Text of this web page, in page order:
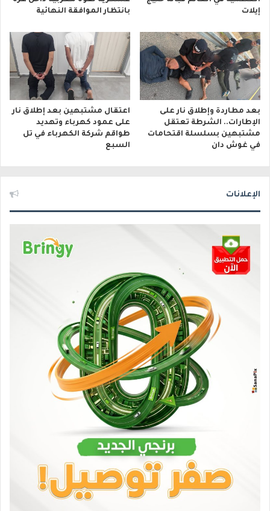
إيلات
بانتظار الموافقة النهائية
بعد مطاردة وإطلاق نار على
الإطارات.. الشرطة تعتقل
مشتبهين بسلسلة اقتحامات
في غوش دان
اعتقال مشتبهين بعد إطلاق نار
على عمود كهرباء وتهديد
طواقم شركة الكهرباء في تل
السبع
الإعلانات